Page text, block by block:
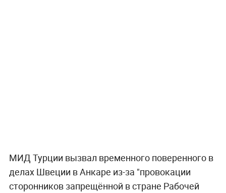
МИД Турции вызвал временного поверенного в
делах Швеции в Анкаре из-за "провокации
сторонников запрещённой в стране Рабочей